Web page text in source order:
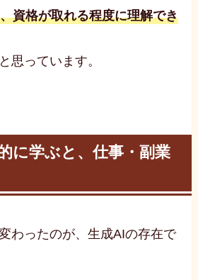
資格が取れる程度に理解でき
思っています。
に学ぶと、仕事・副業
わったのが、生成AIの存在で